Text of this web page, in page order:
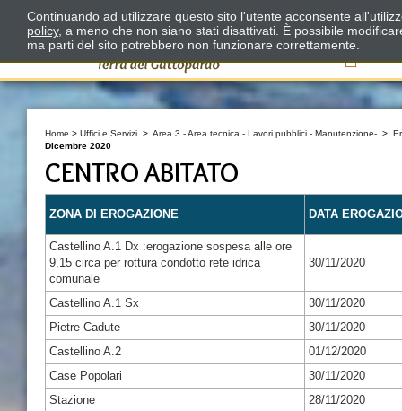
Il
Home > Uffici e Servizi > Area 3 - Area tecnica - Lavori pubblici - Manutenzione- >
Dicembre 2020
CENTRO ABITATO
ZONA DI EROGAZIONE DATA
Castellino A.1 Dx :erogazione sospesa alle ore
9,15 circa per rottura condotto rete idrica
comunale
30/11/2020
Castellino A.1 Sx
30/11/2020
Pietre Cadute
30/11/2020
Castellino A.2
01/12/2020
Case Popolari
30/11/2020
Stazione
28/11/2020
Continuando ad utilizzare questo sito l'utente acconsente
policy, a meno che non siano stati disattivati. È possibile
ma parti del sito potrebbero non funzionare correttamente.